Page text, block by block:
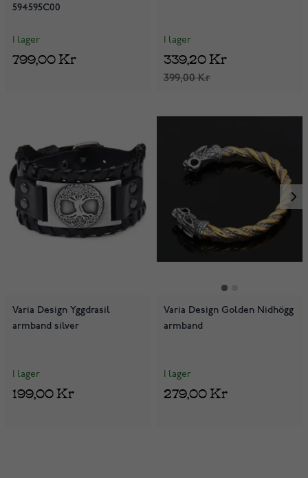
594595C00
I lager
799,00 Kr
I lager
399,00 Kr
339,20 Kr
Varia Design Yggdrasil
armband silver
I lager
199,00 Kr
Varia Design Golden Nidhögg
armband
I lager
279,00 Kr